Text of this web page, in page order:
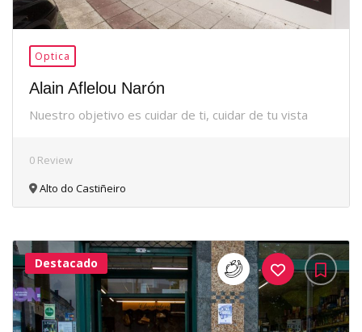
Optica
Alain Aflelou Narón
Nuestro objetivo es cuidar de ti, cuidar de tu vista
0 Review
Alto do Castiñeiro
37Me
Gusta
Destacado